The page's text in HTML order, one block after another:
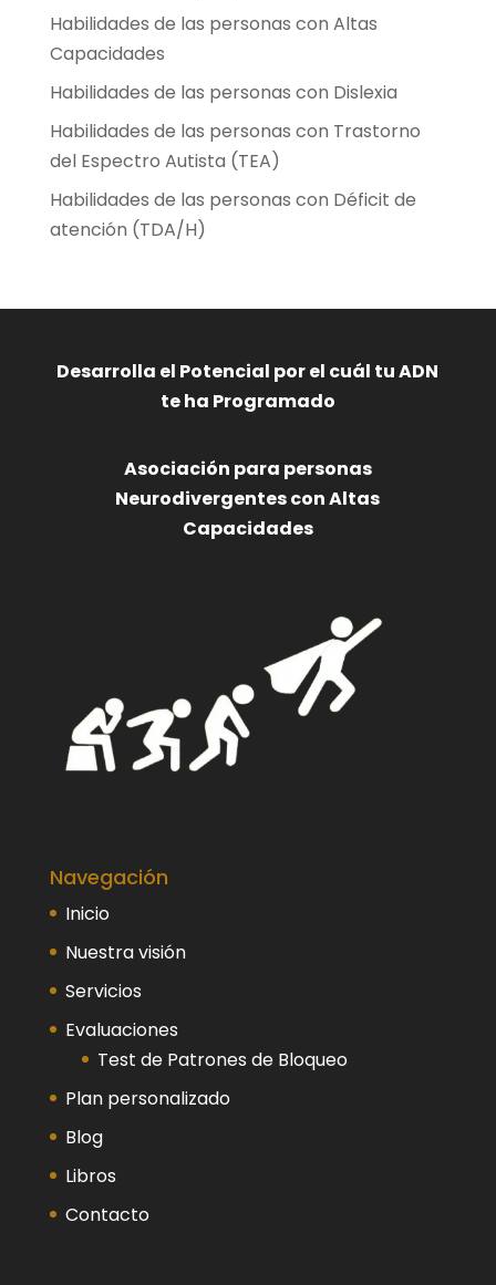
Habilidades de las personas con Altas
Capacidades
Habilidades de las personas con Dislexia
Habilidades de las personas con Trastorno
del Espectro Autista (TEA)
Habilidades de las personas con Déficit de
atención (TDA/H)
Desarrolla el Potencial por el cuál tu ADN
te ha Programado
Asociación para personas
Neurodivergentes con Altas
Capacidades
Navegación
Inicio
Nuestra visión
Servicios
Evaluaciones
Test de Patrones de Bloqueo
Plan personalizado
Blog
Libros
Contacto